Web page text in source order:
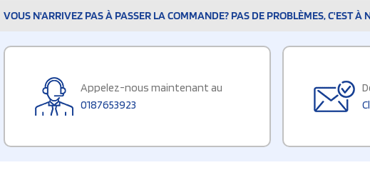
VOUS N'ARRIVEZ PAS À PASSER LA COMMANDE? PAS DE PROBLÈMES, C'EST À
Appelez-nous maintenant au
0187653923